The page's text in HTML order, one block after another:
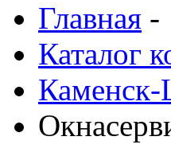
Главная -
Каталог